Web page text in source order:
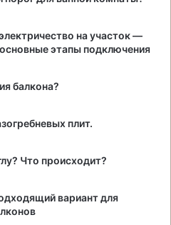
на участок —
этапы подключения
балкона?
плит.
Что происходит?
вариант для